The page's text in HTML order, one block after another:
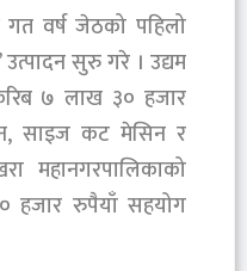
वर्ष जेठको पहिलो
सुरु गरे । उद्यम
७ लाख ३० हजार
साइज कट मेसिन र
महानगरपालिकाको
हजार रुपैयाँ सहयोग